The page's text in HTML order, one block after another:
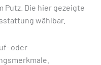
Putz. Die hier gezeigte
wählbar.
oder